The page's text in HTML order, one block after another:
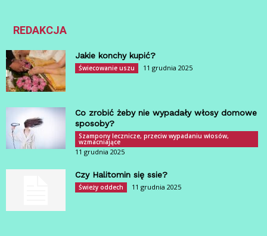
REDAKCJA
Jakie konchy kupić?
Świecowanie uszu 11 grudnia 2025
Co zrobić żeby nie wypadały włosy domowe
sposoby?
Szampony lecznicze, przeciw wypadaniu włosów,
wzmacniające
11 grudnia 2025
Czy Halitomin się ssie?
Świeży oddech 11 grudnia 2025